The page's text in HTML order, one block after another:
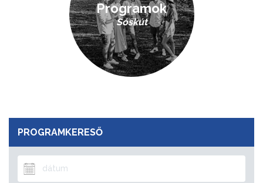
PROGRAMKERESŐ
Programok
Sóskút